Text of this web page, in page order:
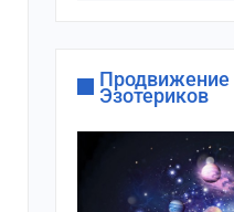
Эзотериков